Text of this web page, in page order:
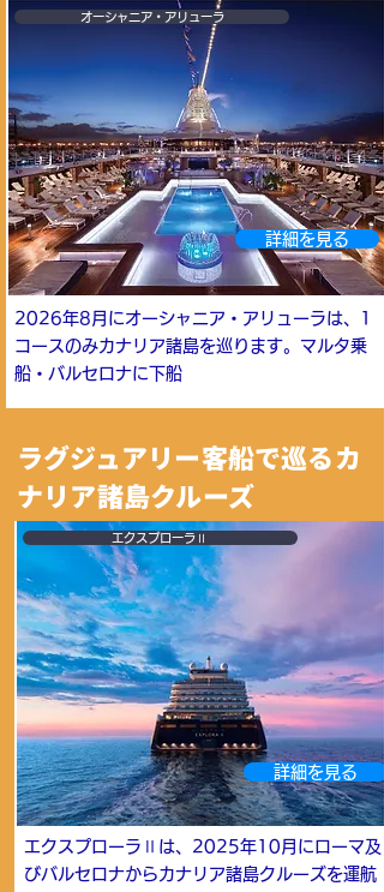
オーシャニア・アリューラ
詳細を見る
2026年8月にオーシャニア・アリューラは、1
コースのみカナリア諸島を巡ります。マルタ乗
船・バルセロナに下船
ラグジュアリー客船で巡るカ
ナリア諸島クルーズ
エクスプローラⅡ
詳細を見る
エクスプローラⅡは、2025年10月にローマ及
びバルセロナからカナリア諸島クルーズを運航